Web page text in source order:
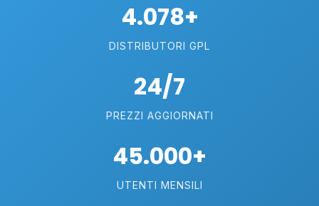
4.078+
DISTRIBUTORI GPL
24/7
PREZZI AGGIORNATI
45.000+
UTENTI MENSILI